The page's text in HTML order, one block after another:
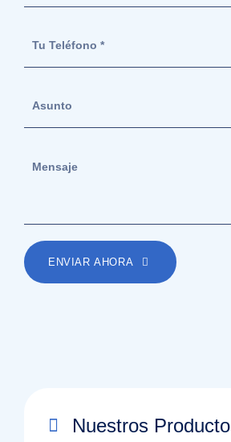
ENVIAR AHORA
Nuestros